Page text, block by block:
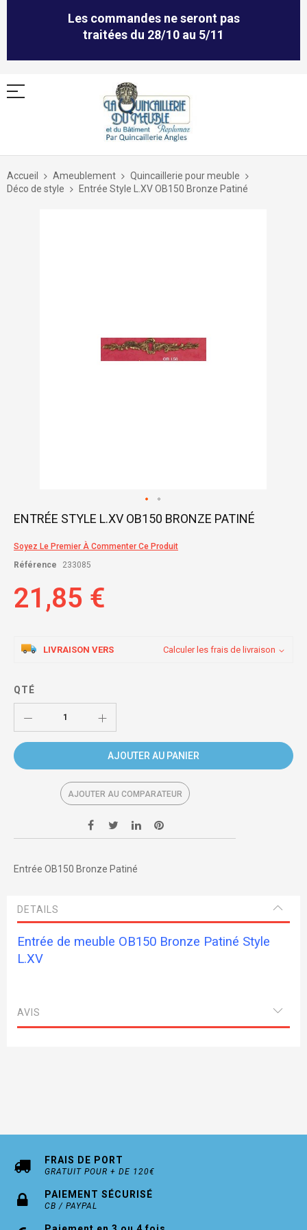
Les commandes ne seront pas
traitées du 28/10 au 5/11
Allez
contenu
Accueil Ameublement
Quincaillerie pour meuble
Déco de style
Entrée Style L.XV OB150 Bronze Patiné
Skip
beginning
of
images
gallery
ENTRÉE STYLE L.XV OB150 BRONZE PATINÉ
Soyez Le Premier À Commenter Ce Produit
Référence
233085
21,85 €
LIVRAISON VERS Calculer les frais de livraison
QTÉ
AJOUTER AU PANIER
AJOUTER AU COMPARATEUR
Entrée OB150 Bronze Patiné
DETAILS
Entrée de meuble OB150 Bronze Patiné Style
L.XV
AVIS
FRAIS DE PORT
GRATUIT POUR + DE 120€
PAIEMENT SÉCURISÉ
CB / PAYPAL